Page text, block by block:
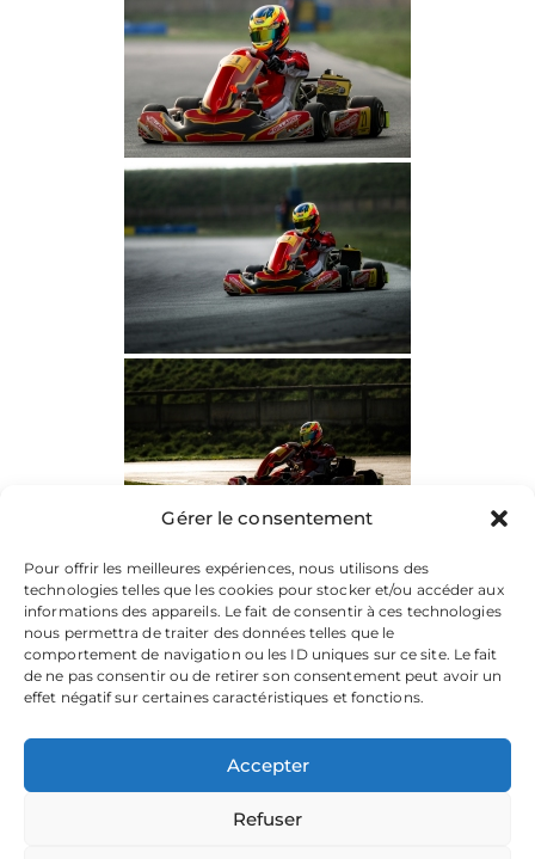
Gérer le consentement
Pour offrir les meilleures expériences, nous utilisons des
technologies telles que les cookies pour stocker et/ou accéder aux
informations des appareils. Le fait de consentir à ces technologies
nous permettra de traiter des données telles que le
comportement de navigation ou les ID uniques sur ce site. Le fait
de ne pas consentir ou de retirer son consentement peut avoir un
effet négatif sur certaines caractéristiques et fonctions.
Accepter
Refuser